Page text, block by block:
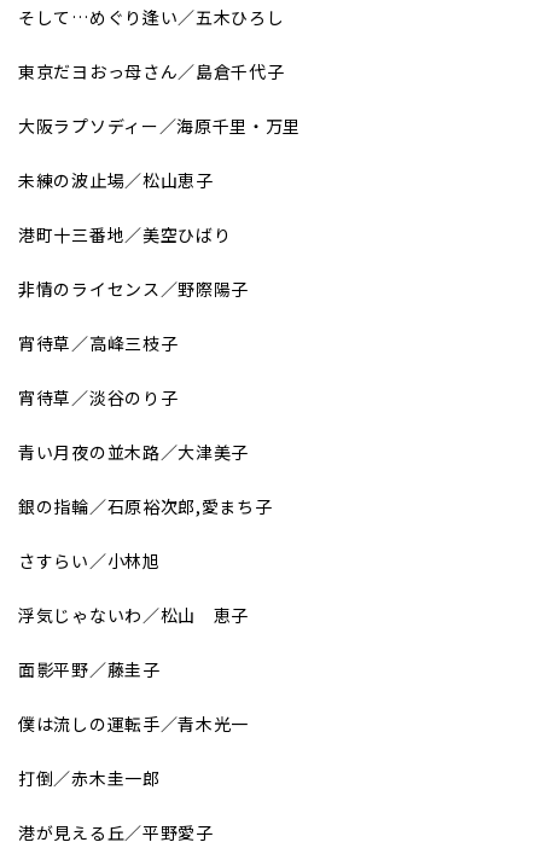
そして…めぐり逢い／五木ひろし
東京だヨおっ母さん／島倉千代子
大阪ラプソディー／海原千里・万里
未練の波止場／松山恵子
港町十三番地／美空ひばり
非情のライセンス／野際陽子
宵待草／高峰三枝子
宵待草／淡谷のり子
青い月夜の並木路／大津美子
銀の指輪／石原裕次郎,愛まち子
さすらい／小林旭
浮気じゃないわ／松山 恵子
面影平野／藤圭子
僕は流しの運転手／青木光一
打倒／赤木圭一郎
港が見える丘／平野愛子